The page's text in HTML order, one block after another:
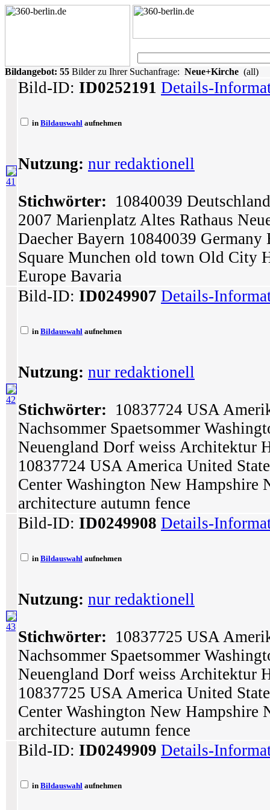
Bildangebot: 55 Bilder zu Ihrer Suchanfrage: Neue+Kirche (all)
41
Bild-ID: ID0252191 Details-
in Bildauswahl aufnehmen
Nutzung: nur redaktionell
Stichwörter: 10840039
2007 Marienplatz Altes Rathaus
Daecher Bayern 10840039
Square Munchen old town Old City
Europe Bavaria
42
Bild-ID: ID0249907 Details-
in Bildauswahl aufnehmen
Nutzung: nur redaktionell
Stichwörter: 10837724 USA
Nachsommer Spaetsommer
Neuengland Dorf weiss Architektur
10837724 USA America United
Center Washington New
architecture autumn fence
43
Bild-ID: ID0249908 Details-
in Bildauswahl aufnehmen
Nutzung: nur redaktionell
Stichwörter: 10837725 USA
Nachsommer Spaetsommer
Neuengland Dorf weiss Architektur
10837725 USA America United
Center Washington New
architecture autumn fence
Bild-ID: ID0249909 Details-
in Bildauswahl aufnehmen